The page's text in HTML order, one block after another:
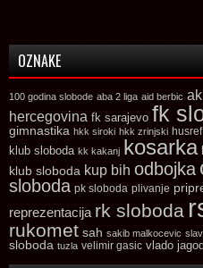
OZNAKE
100 godina slobode aba 2 liga aid berbic
hercegovina fk sarajevo fk
gimnastika hkk siroki hkk zrinjski
klub sloboda kk kakanj kosarka
klub sloboda kup bih odbojka
sloboda pk sloboda plivanje
reprezentacija rk sloboda
rukomet sah sakib malkocevic
sloboda tuzla velimir gasic vlado